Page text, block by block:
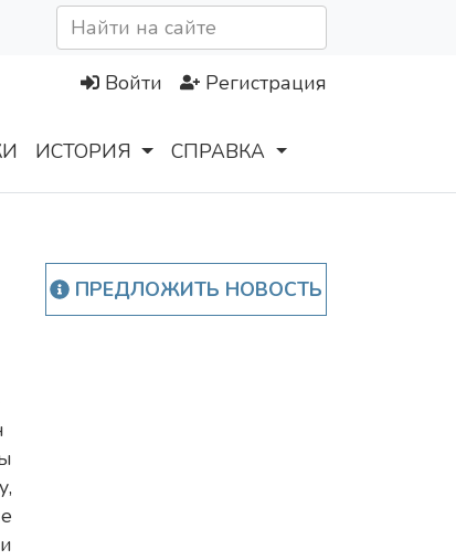
Войти Регистрация
ИСТОРИЯ СПРАВКА
ПРЕДЛОЖИТЬ НОВОСТЬ